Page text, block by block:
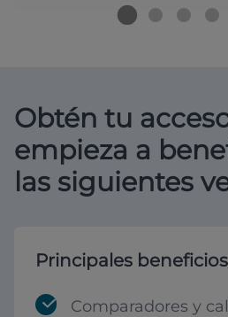
Obtén tu
empieza a
las siguientes
Principales beneficios
Comparadores y